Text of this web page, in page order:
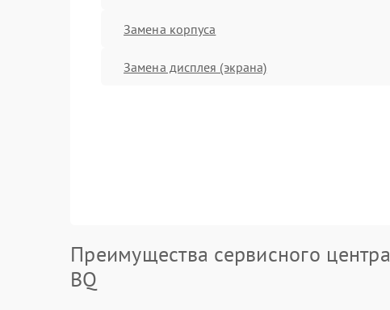
Замена корпуса
Замена дисплея (экрана)
Преимущества сервисного центра
BQ